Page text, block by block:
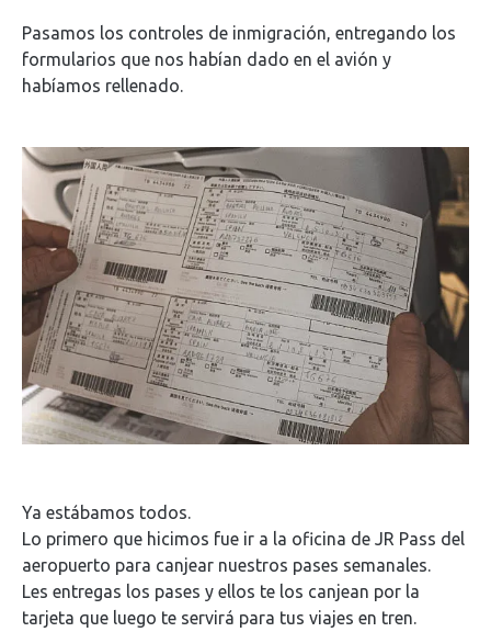
Pasamos los controles de inmigración, entregando los
formularios que nos habían dado en el avión y
habíamos rellenado.
Ya estábamos todos.
Lo primero que hicimos fue ir a la oficina de JR Pass del
aeropuerto para canjear nuestros pases semanales.
Les entregas los pases y ellos te los canjean por la
tarjeta que luego te servirá para tus viajes en tren.